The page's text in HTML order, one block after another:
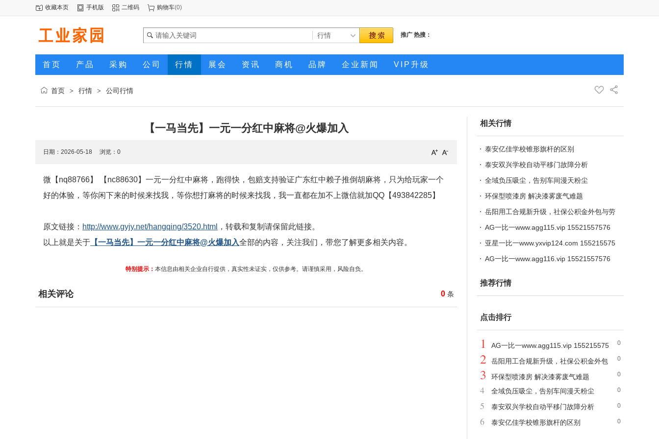
收藏本页 手机版 二维码 购物车(0)
推广 热搜：
首页 产品 采购 公司 行情 展会 资讯 商机 品牌 企业新闻 VIP升级
首页 > 行情 > 公司行情
【一马当先】一元一分红中麻将@火爆加入
日期：2026-05-18 浏览： 0
微【nq88766】 【nc88630】一元一分红中麻将，跑得快，包赔支持验证广东红中赖子推倒胡麻将，只为给玩家一个
好的体验，等你闲下来的时候来找我，等你想打麻将的时候来找我，我一直都在加不上微信就加QQ【493842285】
原文链接： http://www.gyjy.net/hangqing/3520.html
，转载和复制请保留此链接。
以上就是关于 【一马当先】一元一分红中麻将@火爆加入全部的内容，关注我们，带您了解更多相关内容。
特别提示： 本信息由相关企业自行提供，真实性未证实，仅供参考。请谨慎采用，风险自负。
0 条
相关评论
相关行情
泰安亿佳学校锥形旗杆的区别
泰安双兴学校自动平移门故障分析
全域负压吸尘，告别车间漫天粉尘
环保型喷漆房 解决漆雾废气难题
岳阳用工合规新升级，社保公积金外包与劳
务派遣一站式服务
AG一比一www.agg115.vip 15521557576
亚星一比一www.yxvip124.com 155215575
76
AG一比一www.agg116.vip 15521557576
推荐行情
点击排行
0
1
AG一比一www.agg115.vip 155215575
76
0
2
岳阳用工合规新升级，社保公积金外包
与劳务派遣一站式服务
0
3 环保型喷漆房 解决漆雾废气难题
0
4 全域负压吸尘，告别车间漫天粉尘
0
5 泰安双兴学校自动平移门故障分析
0
6 泰安亿佳学校锥形旗杆的区别